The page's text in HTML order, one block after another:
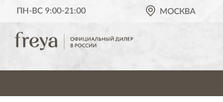
ПН-ВС 9:00-21:00 МОСКВА
ОФИЦИАЛЬНЫЙ ДИЛЕР